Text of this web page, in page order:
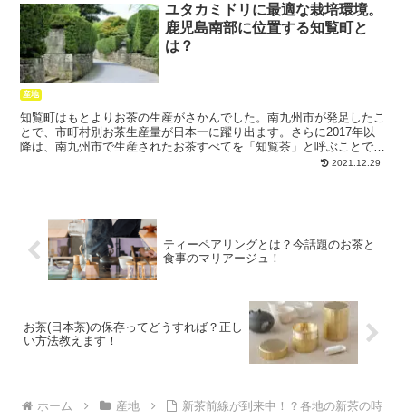
産地
ユタカミドリに最適な栽培環境。
鹿児島南部に位置する知覧町と
は？
知覧町はもとよりお茶の生産がさかんでした。南九州市が発足したこ
とで、市町村別お茶生産量が日本一に躍り出ます。さらに2017年以
降は、南九州市で生産されたお茶すべてを「知覧茶」と呼ぶことで統
一。これにより知覧茶を全国、そして世界へと展開していくことにな
2021.12.29
ティーペアリングとは？今話題のお茶と
食事のマリアージュ！
お茶(日本茶)の保存ってどうすれば？正し
い方法教えます！
ホーム 産地
新茶前線が到来中！？各地の新茶の時